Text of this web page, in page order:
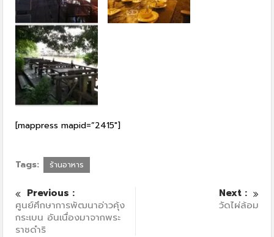
[mappress mapid=”2415″]
Tags: ร้านอาหาร
Previous :
ศูนย์ศึกษาการพัฒนาอ่าวคุ้ง
กระเบน อันเนื่องมาจากพระ
ราชดำริ
Next :
วัดไผ่ล้อม